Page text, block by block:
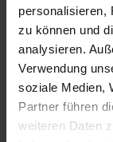
personalisieren,
zu können und
analysieren.
Verwendung
soziale Medien,
Partner führen
weiteren Daten
Übersicht
in Tagesform
Berlin